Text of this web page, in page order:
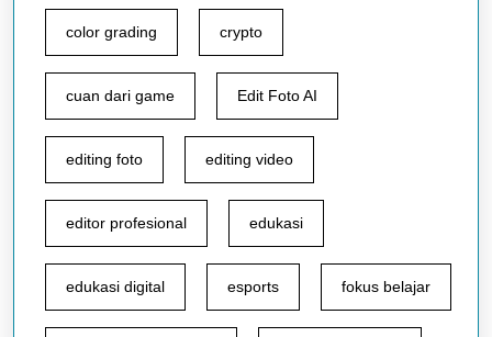
color grading crypto
cuan dari game Edit Foto AI
editing foto editing video
editor profesional edukasi
edukasi digital esports fokus belajar